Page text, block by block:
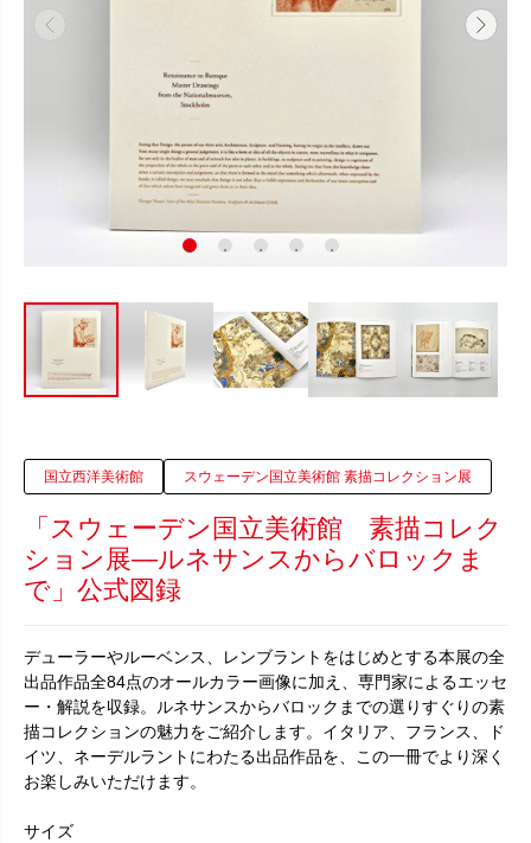
国立西洋美術館 スウェーデン国立美術館 素描コレクション展
「スウェーデン国立美術館 素描コレク
ション展―ルネサンスからバロックま
で」公式図録
デューラーやルーベンス、レンブラントをはじめとする本展の全
出品作品全84点のオールカラー画像に加え、専門家によるエッセ
ー・解説を収録。ルネサンスからバロックまでの選りすぐりの素
描コレクションの魅力をご紹介します。イタリア、フランス、ド
イツ、ネーデルラントにわたる出品作品を、この一冊でより深く
お楽しみいただけます。
サイズ